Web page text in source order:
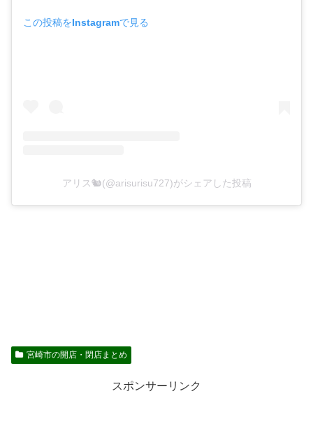
この投稿をInstagramで見る
アリス🐿(@arisurisu727)がシェアした投稿
宮崎市の開店・閉店まとめ
スポンサーリンク